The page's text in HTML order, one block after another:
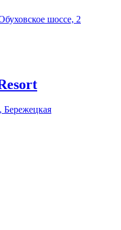
шоссе, 2
Бережецкая